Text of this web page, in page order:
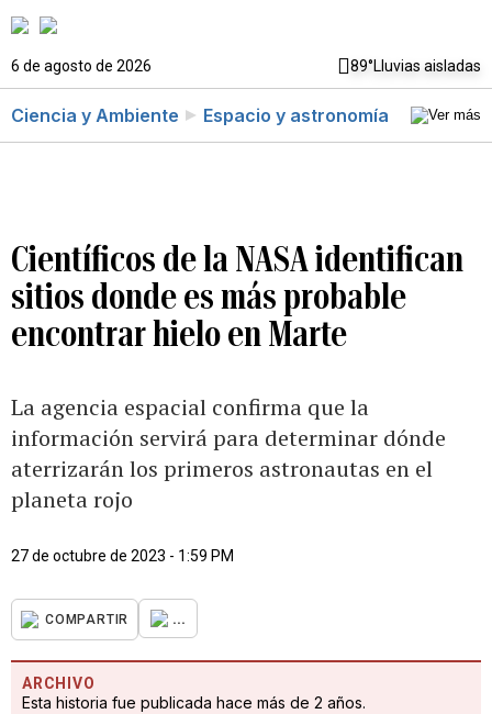
6 de agosto de 2026 89°Lluvias aisladas
Ciencia y Ambiente Espacio y astronomía
Científicos de la NASA identifican
sitios donde es más probable
encontrar hielo en Marte
La agencia espacial confirma que la
información servirá para determinar dónde
aterrizarán los primeros astronautas en el
planeta rojo
27 de octubre de 2023 - 1:59 PM
COMPARTIR ...
ARCHIVO
Esta historia fue publicada hace más de 2 años.